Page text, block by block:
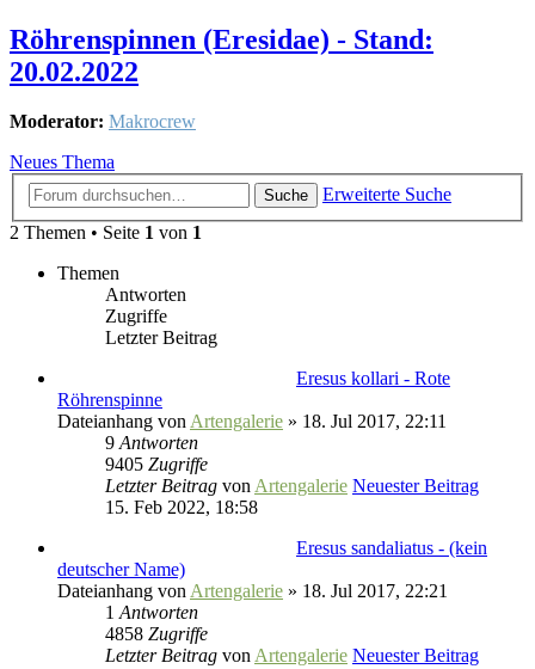
Röhrenspinnen (Eresidae) - Stand:
20.02.2022
Moderator: Makrocrew
Neues Thema
Suche
Erweiterte Suche
2 Themen • Seite 1 von 1
Themen
Antworten
Zugriffe
Letzter Beitrag
Eresus kollari - Rote
Röhrenspinne
Dateianhang von Artengalerie » 18. Jul 2017, 22:11
9 Antworten
9405 Zugriffe
Letzter Beitrag von Artengalerie Neuester Beitrag
15. Feb 2022, 18:58
Eresus sandaliatus - (kein
deutscher Name)
Dateianhang von Artengalerie » 18. Jul 2017, 22:21
1 Antworten
4858 Zugriffe
Letzter Beitrag von Artengalerie Neuester Beitrag